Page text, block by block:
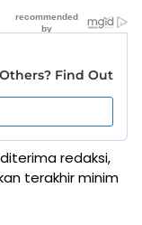
redaksi,
terakhir minim